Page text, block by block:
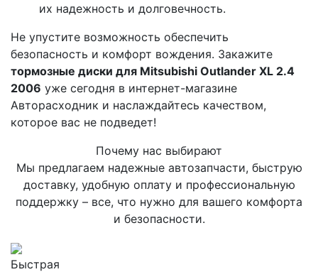
их надежность и долговечность.
Не упустите возможность обеспечить
безопасность и комфорт вождения. Закажите
тормозные диски для Mitsubishi Outlander XL 2.4
2006 уже сегодня в интернет-магазине
Авторасходник и наслаждайтесь качеством,
которое вас не подведет!
Почему нас выбирают
Мы предлагаем надежные автозапчасти, быструю
доставку, удобную оплату и профессиональную
поддержку – все, что нужно для вашего комфорта
и безопасности.
Быстрая